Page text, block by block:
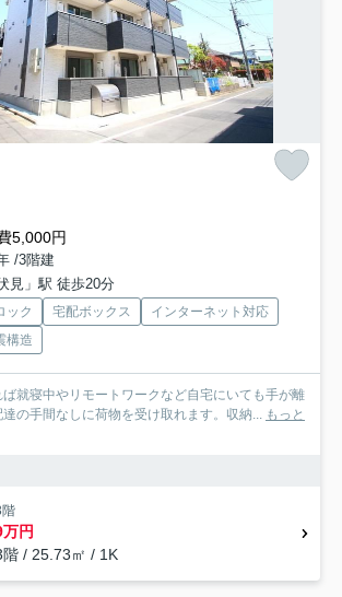
5,000円
/3階建
見」駅 徒歩20分
ック 宅配ボックス
インターネット対応
構造
就寝中やリモートワークなど自宅にいても手が離
の手間なしに荷物を受け取れます。収納... もっと
万円
階 / 25.73㎡ / 1K